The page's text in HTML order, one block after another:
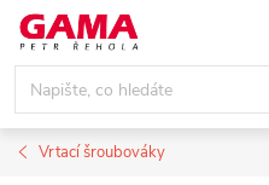
Přejít
obsah
Vrtací šroubováky